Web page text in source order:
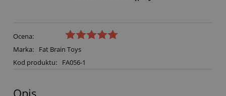
Ocena:
Marka:
Fat Brain Toys
Kod produktu:
FA056-1